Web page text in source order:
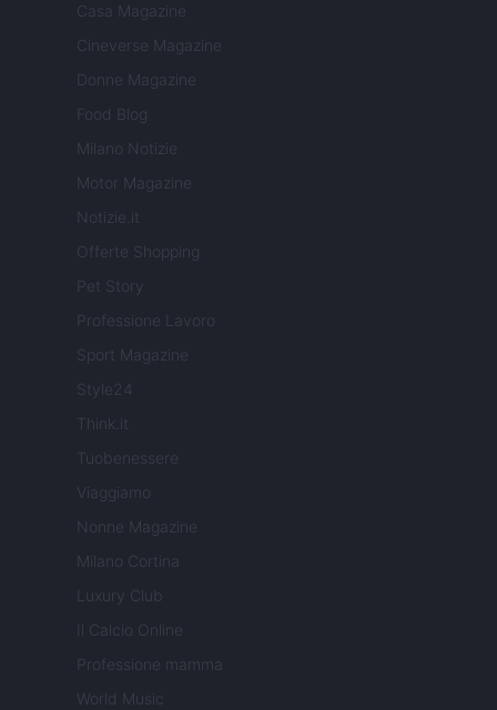
Casa Magazine
Cineverse Magazine
Donne Magazine
Food Blog
Milano Notizie
Motor Magazine
Notizie.it
Offerte Shopping
Pet Story
Professione Lavoro
Sport Magazine
Style24
Think.it
Tuobenessere
Viaggiamo
Nonne Magazine
Milano Cortina
Luxury Club
Il Calcio Online
Professione mamma
World Music